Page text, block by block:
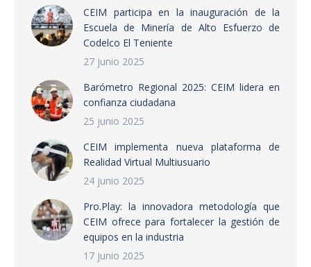
CEIM participa en la inauguración de la
Escuela de Minería de Alto Esfuerzo de
Codelco El Teniente
27 junio 2025
Barómetro Regional 2025: CEIM lidera en
confianza ciudadana
25 junio 2025
CEIM implementa nueva plataforma de
Realidad Virtual Multiusuario
24 junio 2025
Pro.Play: la innovadora metodología que
CEIM ofrece para fortalecer la gestión de
equipos en la industria
17 junio 2025